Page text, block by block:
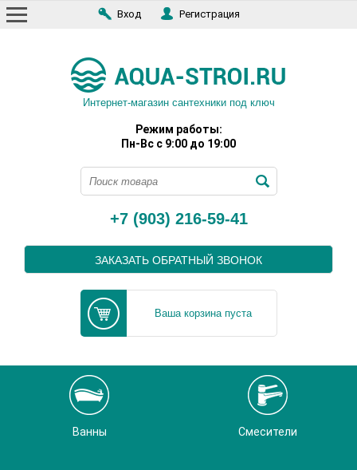
Вход Регистрация
Интернет-магазин сантехники под ключ
Режим работы:
Пн-Вс с 9:00 до 19:00
+7 (903) 216-59-41
ЗАКАЗАТЬ ОБРАТНЫЙ ЗВОНОК
Ваша корзина пуста
Ванны Смесители